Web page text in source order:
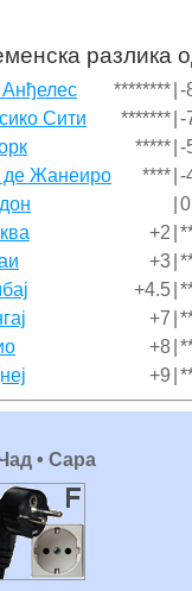
разлика
******** -
Сити
******* -
***** -
де Жанеиро
**** -
0
+2
+3
+4.5
+7
+8
+9
• Сара